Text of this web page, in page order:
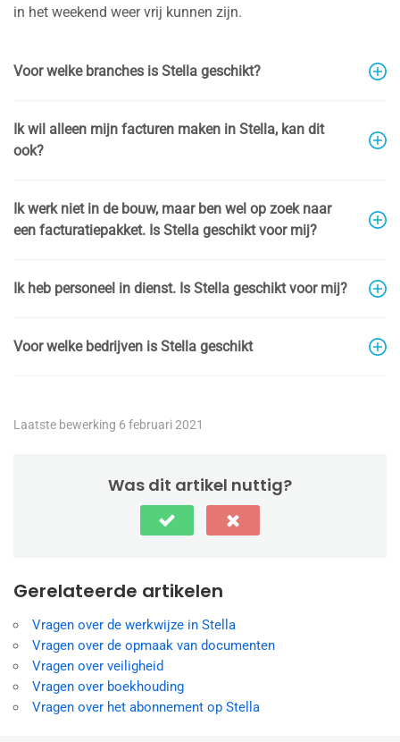
in het weekend weer vrij kunnen zijn.
Voor welke branches is Stella geschikt?
Ik wil alleen mijn facturen maken in Stella, kan dit
ook?
Ik werk niet in de bouw, maar ben wel op zoek naar
een facturatiepakket. Is Stella geschikt voor mij?
Ik heb personeel in dienst. Is Stella geschikt voor mij?
Voor welke bedrijven is Stella geschikt
Laatste bewerking 6 februari 2021
Was dit artikel nuttig?
Gerelateerde artikelen
Vragen over de werkwijze in Stella
Vragen over de opmaak van documenten
Vragen over veiligheid
Vragen over boekhouding
Vragen over het abonnement op Stella